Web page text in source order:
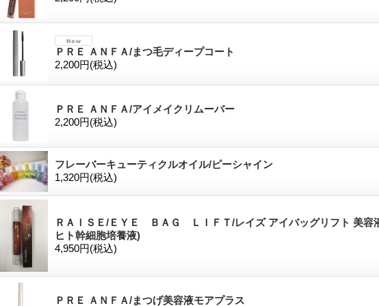
ＰＲＥ ＡＮＦＡ/まつ毛ディープコート
2,200円(税込)
ＰＲＥ ＡＮＦＡ/アイメイクリムーバー
2,200円(税込)
フレーバーキューティクルオイル/ピーシャイン
1,320円(税込)
ＲＡＩＳＥ/ＥＹＥ ＢＡＧ ＬＩＦＴ/レイズ アイバッグリフト 美容
ヒト幹細胞培養液)
4,950円(税込)
ＰＲＥ ＡＮＦＡ/まつげ美容液モアプラス